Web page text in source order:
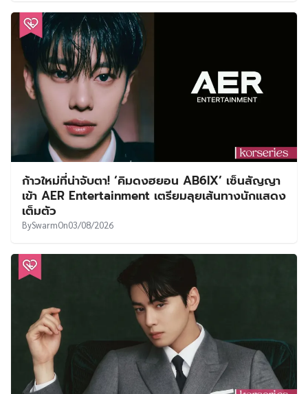
ก้าวใหม่ที่น่าจับตา! ‘คิมดงฮยอน AB6IX’ เซ็นสัญญา
เข้า AER Entertainment เตรียมลุยเส้นทางนักแสดง
เต็มตัว
BySwarmOn03/08/2026